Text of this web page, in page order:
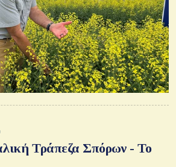
Τράπεζα Σπόρων - Το